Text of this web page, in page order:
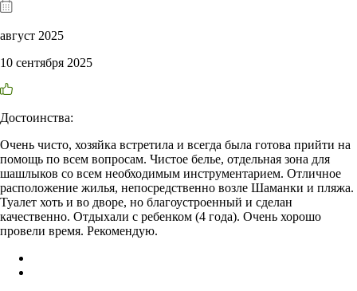
август 2025
10 сентября 2025
Достоинства:
Очень чисто, хозяйка встретила и всегда была готова прийти на
помощь по всем вопросам. Чистое белье, отдельная зона для
шашлыков со всем необходимым инструментарием. Отличное
расположение жилья, непосредственно возле Шаманки и пляжа.
Туалет хоть и во дворе, но благоустроенный и сделан
качественно. Отдыхали с ребенком (4 года). Очень хорошо
провели время. Рекомендую.